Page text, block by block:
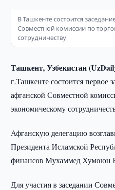
В Ташкенте состоится
Совместной комиссии по
сотрудничеству
Ташкент, Узбекистан
г.Ташкенте состоится первое
афганской Совместной
экономическому
Афганскую делегацию
Президента Исламской
финансов Мухаммед Хумоюн
Для участия в заседании